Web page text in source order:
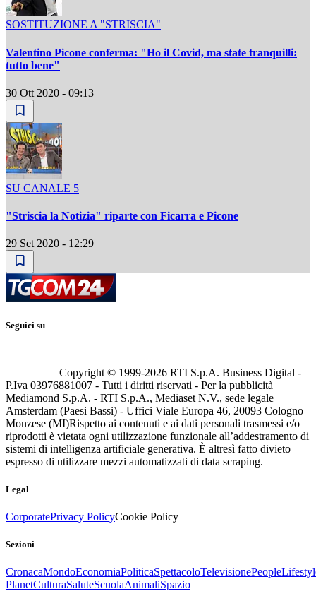
SOSTITUZIONE A "STRISCIA"
Valentino Picone conferma: "Ho il Covid, ma state tranquilli:
tutto bene"
30 Ott 2020 - 09:13
SU CANALE 5
"Striscia la Notizia" riparte con Ficarra e Picone
29 Set 2020 - 12:29
Seguici su
Copyright © 1999-2026 RTI S.p.A. Business Digital -
P.Iva 03976881007 - Tutti i diritti riservati - Per la pubblicità
Mediamond S.p.A. - RTI S.p.A., Mediaset N.V., sede legale
Amsterdam (Paesi Bassi) - Uffici Viale Europa 46, 20093 Cologno
Monzese (MI)Rispetto ai contenuti e ai dati personali trasmessi e/o
riprodotti è vietata ogni utilizzazione funzionale all’addestramento di
sistemi di intelligenza artificiale generativa. È altresì fatto divieto
espresso di utilizzare mezzi automatizzati di data scraping.
Legal
CorporatePrivacy PolicyCookie Policy
Sezioni
CronacaMondoEconomiaPoliticaSpettacoloTelevisionePeople
PlanetCulturaSaluteScuolaAnimaliSpazio